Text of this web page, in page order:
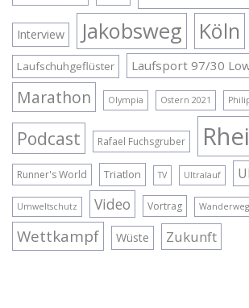
Interview Jakobsweg Köln
Laufschuhgeflüster Laufsport 97/30
Marathon Olympia Ostern 2021
Podcast Rafael Fuchsgruber
Runner's World Triatlon TV Ultralauf
Umweltschutz Video Vortrag Wanderweg
Wettkampf Wüste Zukunft